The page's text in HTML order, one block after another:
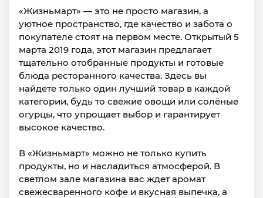
«Жизньмарт» — это не просто магазин, а
уютное пространство, где качество и забота о
покупателе стоят на первом месте. Открытый 5
марта 2019 года, этот магазин предлагает
тщательно отобранные продукты и готовые
блюда ресторанного качества. Здесь вы
найдете только один лучший товар в каждой
категории, будь то свежие овощи или солёные
огурцы, что упрощает выбор и гарантирует
высокое качество.
В «Жизньмарт» можно не только купить
продукты, но и насладиться атмосферой. В
светлом зале магазина вас ждет аромат
свежесваренного кофе и вкусная выпечка, а